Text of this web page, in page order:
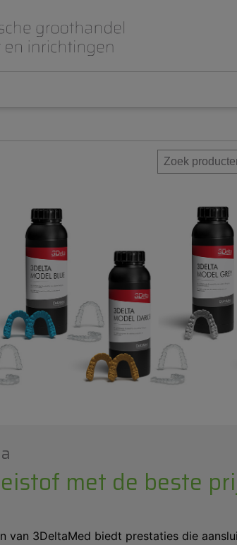
Gips en inbedmassa
Meubilair en inrichting
met de beste
van 3DeltaMed biedt prestaties die